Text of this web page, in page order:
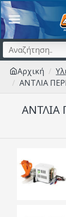
Αρχική
ΑΝΤΛΙΑ
ΑΝΤΛΙΑ